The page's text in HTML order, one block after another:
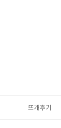
뜨개후기